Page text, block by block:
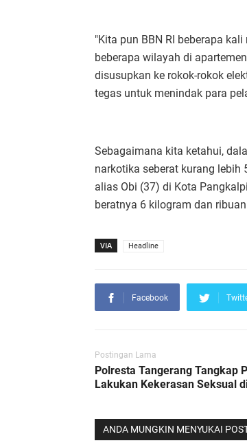
"Kita pun BBN RI beberapa
beberapa wilayah di
disusupkan ke rokok-rokok
tegas untuk menindak para
Sebagaimana kita ketahui,
narkotika seberat kurang lebih
alias Obi (37) di Kota
beratnya 6 kilogram dan
VIA Headline
Facebook
Postingan Lama
Polresta Tangerang Tangkap
Lakukan Kekerasan Seksual
ANDA MUNGKIN MENYUKAI